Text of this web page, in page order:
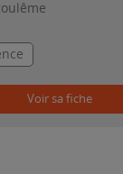
Voir sa fiche